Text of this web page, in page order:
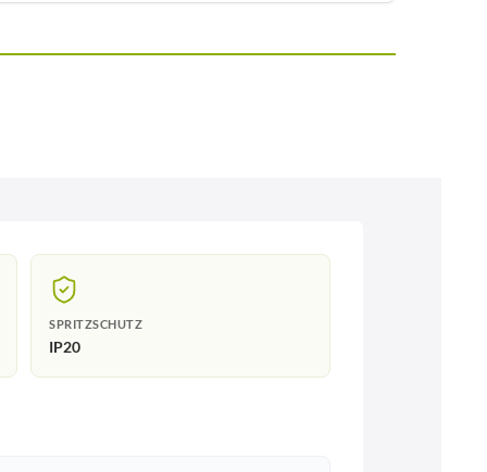
SPRITZSCHUTZ
IP20